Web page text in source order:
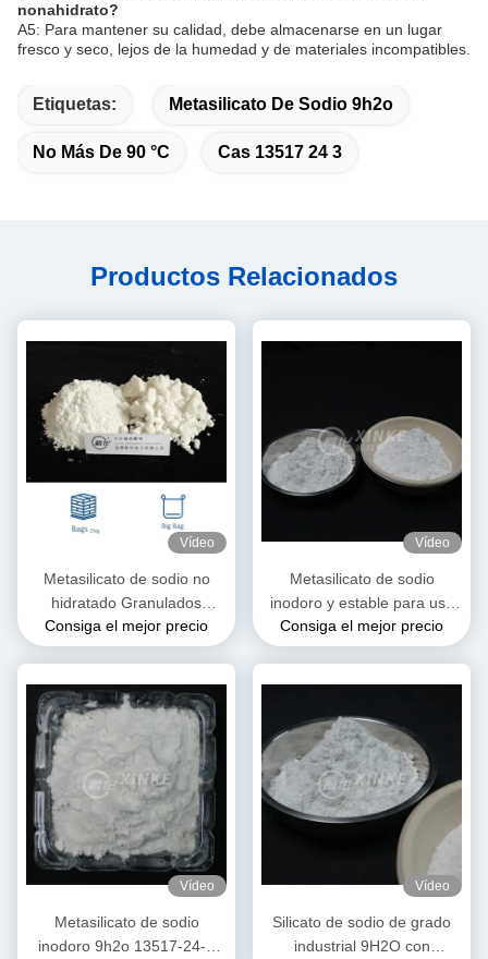
nonahidrato?
A5: Para mantener su calidad, debe almacenarse en un lugar
fresco y seco, lejos de la humedad y de materiales incompatibles.
Etiquetas: Metasilicato De Sodio 9h2o
No Más De 90 °C Cas 13517 24 3
Productos Relacionados
Vídeo
Metasilicato de sodio no
hidratado Granulados
blancos y de flujo libre /
polvo 13517-24-3
Consiga el mejor precio
Vídeo
Metasilicato de sodio
inodoro y estable para uso
industrial
Consiga el mejor precio
Vídeo
Metasilicato de sodio
inodoro 9h2o 13517-24-3
Vídeo
Silicato de sodio de grado
industrial 9H2O con